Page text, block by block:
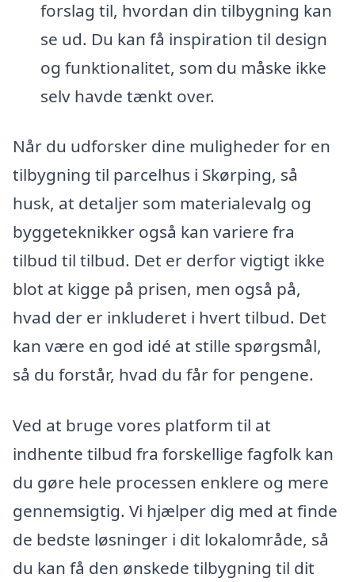
forslag til, hvordan din tilbygning kan
se ud. Du kan få inspiration til design
og funktionalitet, som du måske ikke
selv havde tænkt over.
Når du udforsker dine muligheder for en
tilbygning til parcelhus i Skørping, så
husk, at detaljer som materialevalg og
byggeteknikker også kan variere fra
tilbud til tilbud. Det er derfor vigtigt ikke
blot at kigge på prisen, men også på,
hvad der er inkluderet i hvert tilbud. Det
kan være en god idé at stille spørgsmål,
så du forstår, hvad du får for pengene.
Ved at bruge vores platform til at
indhente tilbud fra forskellige fagfolk kan
du gøre hele processen enklere og mere
gennemsigtig. Vi hjælper dig med at finde
de bedste løsninger i dit lokalområde, så
du kan få den ønskede tilbygning til dit